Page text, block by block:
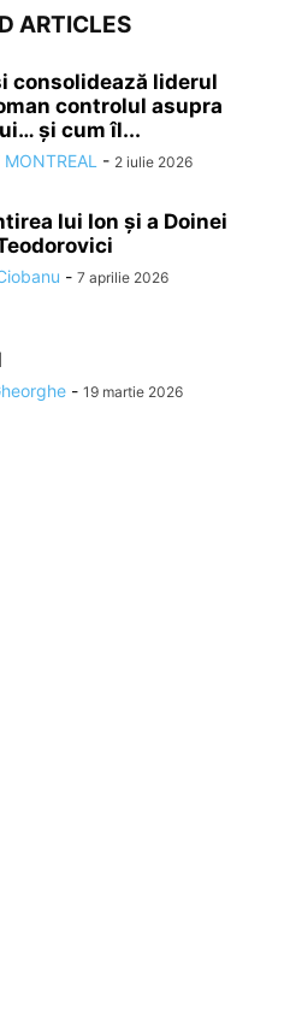
ARTICLES
consolidează liderul
controlul asupra
și cum îl...
- 2 iulie 2026
lui Ion și a Doinei
- 7 aprilie 2026
- 19 martie 2026